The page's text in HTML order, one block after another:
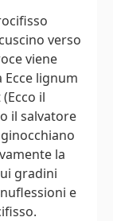
verso
viene
Ecce lignum
il
il salvatore
la
gradini
e